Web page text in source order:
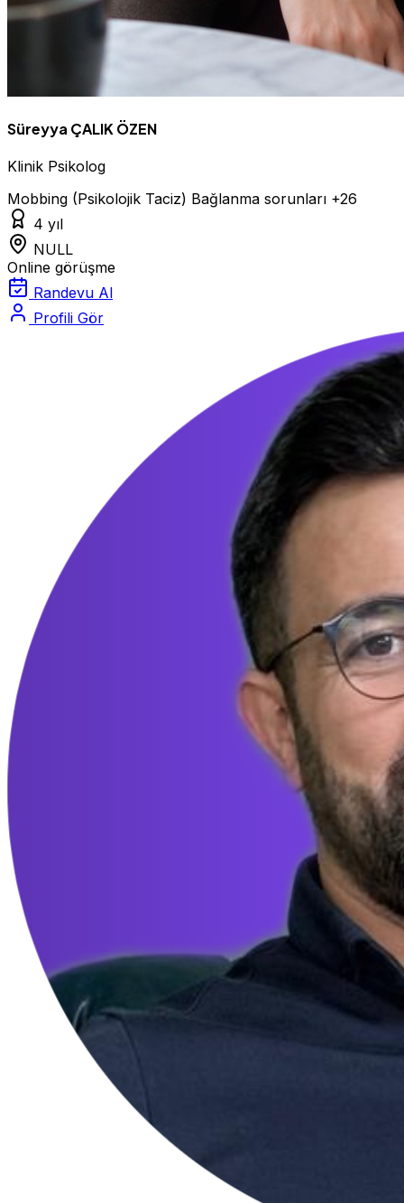
Süreyya ÇALIK ÖZEN
Klinik Psikolog
Mobbing (Psikolojik Taciz) Bağlanma sorunları +26
4 yıl
NULL
Online görüşme
Randevu Al
Profili Gör